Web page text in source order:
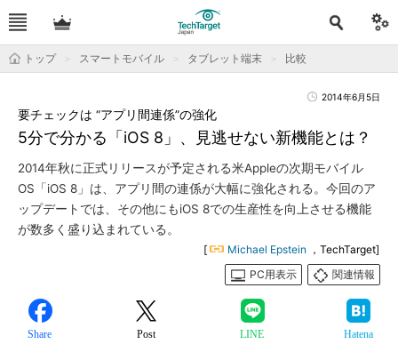
トップ スマートモバイル タブレット端末 比較
2014年6月5日
5分で分かる「iOS 8」、見逃せない新機能とは？
要チェックは “アプリ間連係”の強化
2014年秋に正式リリースが予定される米Appleの次期モバイル
OS「iOS 8」は、アプリ間の連係が大幅に強化される。今回のア
ップデートでは、その他にもiOS 8での生産性を向上させる機能
が数多く盛り込まれている。
[ Michael Epstein ，TechTarget]
PC用表示
関連情報
Share Post LINE Hatena